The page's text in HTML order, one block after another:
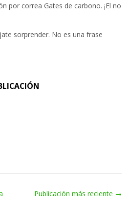
por correa Gates de carbono. ¡El no
sorprender. No es una frase
Publicación más reciente →